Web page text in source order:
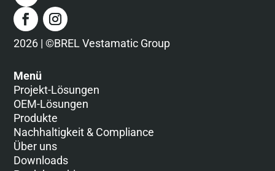
2026 | ©BREL Vestamatic Group
Menü
Projekt-Lösungen
OEM-Lösungen
Produkte
Nachhaltigkeit & Compliance
Über uns
Downloads